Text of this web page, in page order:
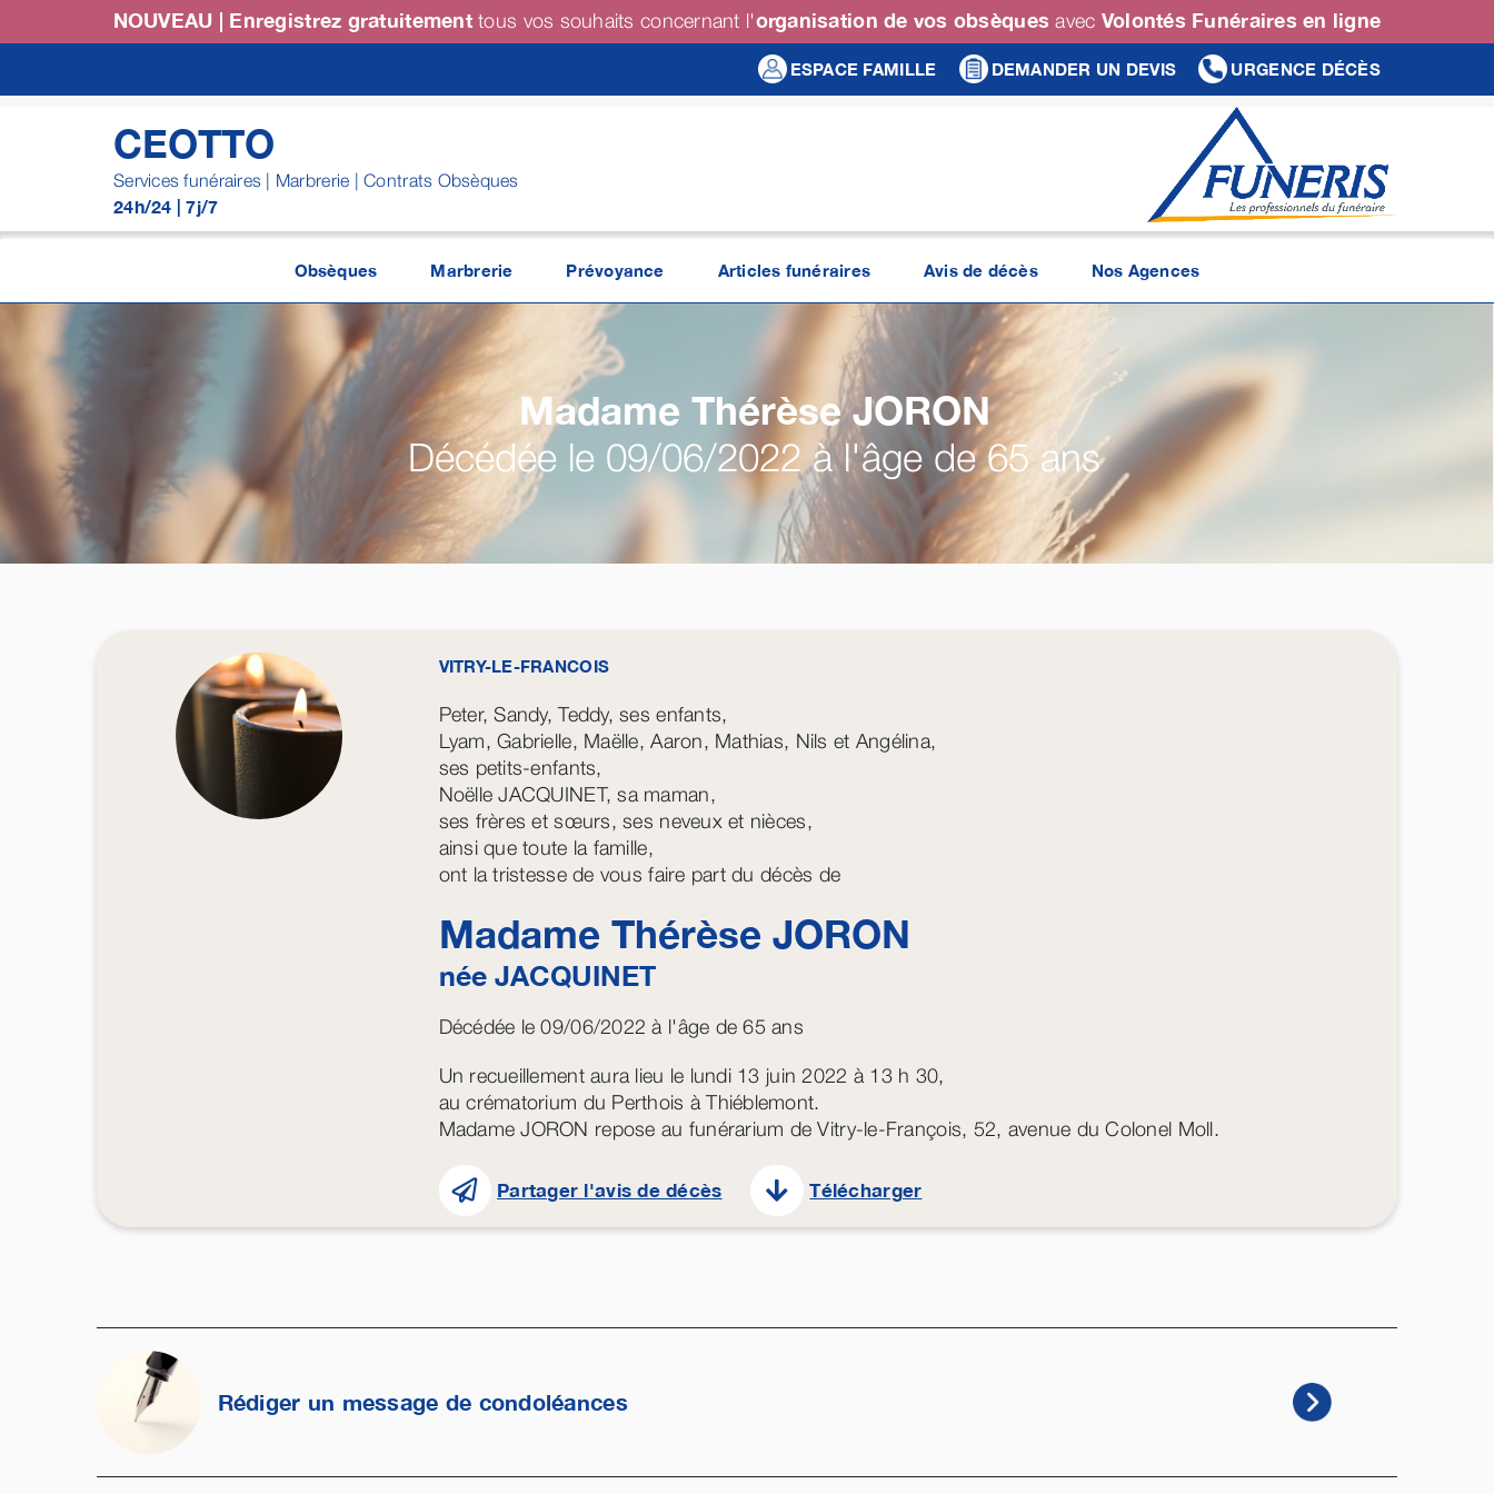
au
NOUVEAU | Enregistrez gratuitement tous vos souhaits concernant l'organisation de vos obsèques avec Volontés Funéraires en ligne
ESPACE FAMILLE DEMANDER UN DEVIS URGENCE DÉCÈS
CEOTTO
Services funéraires | Marbrerie | Contrats Obsèques
24h/24 | 7j/7
Obsèques Marbrerie Prévoyance Articles funéraires Avis de décès Nos Agences
Madame ThérèseJORON
Décédée le 09/06/2022 à l'âge de 65 ans
VITRY-LE-FRANCOIS
Peter, Sandy, Teddy, ses enfants,
Lyam, Gabrielle, Maëlle, Aaron, Mathias, Nils et Angélina,
ses petits-enfants,
Noëlle JACQUINET, sa maman,
ses frères et sœurs, ses neveux et nièces,
ainsi que toute la famille,
ont la tristesse de vous faire part du décès de
Madame Thérèse JORON
née JACQUINET
Décédée le 09/06/2022 à l'âge de 65 ans
Un recueillement aura lieu le lundi 13 juin 2022 à 13 h 30,
au crématorium du Perthois à Thiéblemont.
Madame JORON repose au funérarium de Vitry-le-François, 52, avenue du Colonel Moll.
Partager l'avis de décès Télécharger
Rédiger un message de condoléances